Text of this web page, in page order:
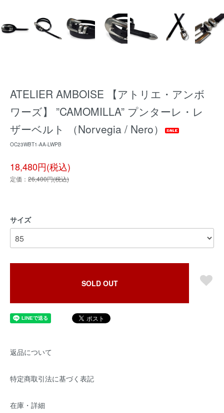
ATELIER AMBOISE 【アトリエ・アンボ
ワーズ】 ”CAMOMILLA” プンターレ・レ
ザーベルト （Norvegia / Nero）
OC23WBT1-AA-LWPB
18,480円(税込)
定価： 26,400円(税込)
サイズ
SOLD OUT
返品について
特定商取引法に基づく表記
在庫・詳細